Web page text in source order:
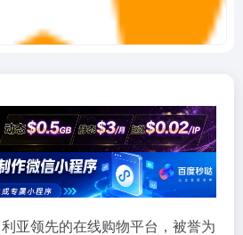
亚领先的在线购物平台，被誉为